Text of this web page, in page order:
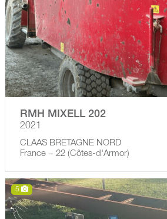
RMH MIXELL 202
2021
CLAAS BRETAGNE NORD
France − 22 (Côtes-d'Armor)
5